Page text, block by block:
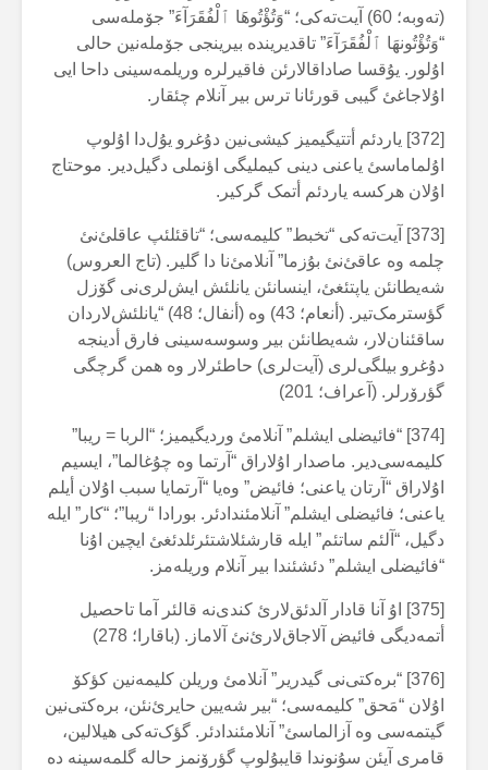
(تەوبە؛ 60) آیت‌تەکی؛ “وَتُؤْتُوهَا ٱلْفُقَرَآءَ” جۆملەسی
“وَتُؤْتُونهَا ٱلْفُقَرَآءَ” تاقدیریندە بیرینجی جۆملەنین حالی
اۇلور. یۇقسا صاداقالارئن فاقیرلرە وریلمەسینی داحا ایی
اۇلاجاغئ گیبی قورئانا ترس بیر آنلام چئقار.
[372] یاردئم أتتیگیمیز کیشی‌نین دۇغرو یۇل‌دا اۇلوپ
اۇلماماسئ یاعنی دینی کیملیگی اؤنملی دگیل‌دیر. موحتاج
اۇلان هرکسە یاردئم أتمک گرکیر.
[373] آیت‌تەکی “تخبط” کلیمەسی؛ “تاقئلئپ عاقلئ‌نئ
چلمە وە عاقئ‌نئ بۇزما” آنلامئ‌نا دا گلیر. (تاج العروس)
شەیطانئن یاپتئغئ، اینسانئن یانلئش ایش‌لری‌نی گۆزل
گؤسترمک‌تیر. (أنعام؛ 43) وە (أنفال؛ 48) “یانلئش‌لاردان
ساقئنان‌لار، شەیطانئن بیر وسوسەسینی فارق أدینجە
دۇغرو بیلگی‌لری (آیت‌لری) حاطئرلار وە همن گرچگی
گؤرۆرلر. (آعراف؛ 201)
[374] “فائیضلی ایشلم” آنلامئ وردیگیمیز؛ “الربا = ریبا”
کلیمەسی‌دیر. ماصدار اۇلاراق “آرتما وە چۇغالما”، ایسیم
اۇلاراق “آرتان یاعنی؛ فائیض” وەیا “آرتمایا سبب اۇلان أیلم
یاعنی؛ فائیضلی ایشلم” آنلامئندادئر. بورادا “ریبا”؛ “کار” ایلە
دگیل، “آلئم ساتئم” ایلە قارشئلاشتئرئلدئغئ ایچین اۇنا
“فائیضلی ایشلم” دئشئندا بیر آنلام وریلەمز.
[375] اۇ آنا قادار آلدئق‌لارئ کندی‌نە قالئر آما تاحصیل
أتمەدیگی فائیض آلاجاق‌لارئ‌نئ آلاماز. (باقارا؛ 278)
[376] “برەکتی‌نی گیدریر” آنلامئ وریلن کلیمەنین کؤکۆ
اۇلان “مَحق” کلیمەسی؛ “بیر شەیین حایرئ‌نئن، برەکتی‌نین
گیتمەسی وە آزالماسئ” آنلامئندادئر. گؤک‌تەکی هیلالین،
قامری آیئن سۇنوندا قایبۇلوپ گؤرۆنمز حالە گلمەسینە دە